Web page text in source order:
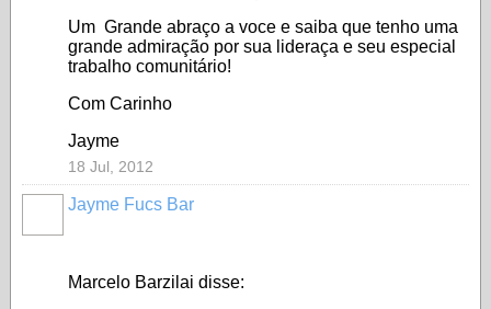
Um Grande abraço a voce e saiba que tenho uma
grande admiração por sua lideraça e seu especial
trabalho comunitário!
Com Carinho
Jayme
18 Jul, 2012
Jayme Fucs Bar
Marcelo Barzilai disse: